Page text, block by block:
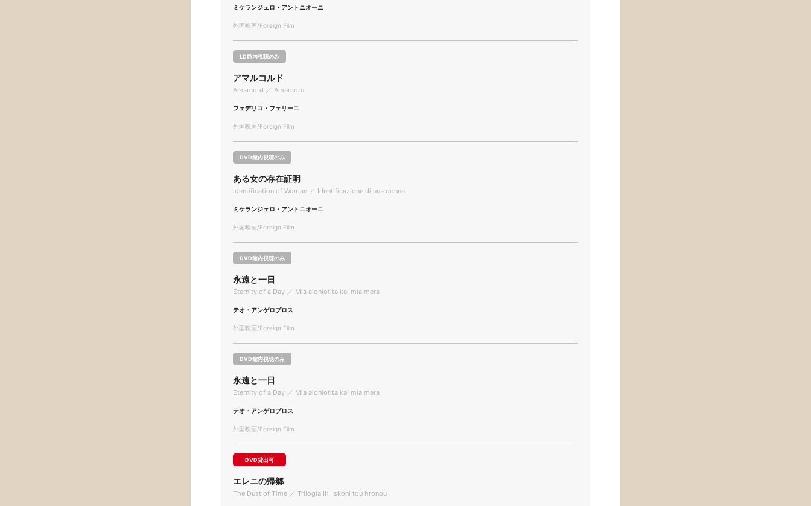
ミケランジェロ・アントニオーニ
外国映画/Foreign Film
LD館内視聴のみ
アマルコルド
Amarcord ／ Amarcord
フェデリコ・フェリーニ
外国映画/Foreign Film
DVD館内視聴のみ
ある女の存在証明
Identification of Woman ／ Identificazione di una donna
ミケランジェロ・アントニオーニ
外国映画/Foreign Film
DVD館内視聴のみ
永遠と一日
Eternity of a Day ／ Mia aioniotita kai mia mera
テオ・アンゲロプロス
外国映画/Foreign Film
DVD館内視聴のみ
永遠と一日
Eternity of a Day ／ Mia aioniotita kai mia mera
テオ・アンゲロプロス
外国映画/Foreign Film
DVD貸出可
エレニの帰郷
The Dust of Time ／ Trilogia II: I skoni tou hronou